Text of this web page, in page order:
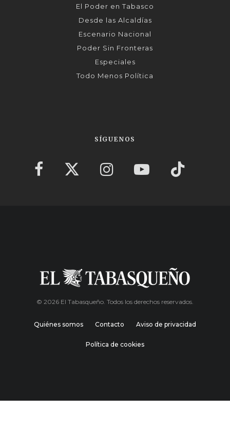
El Poder en Tabasco
Desde las Alcaldías
Escenario Nacional
Poder Sin Fronteras
Especiales
Todo Menos Política
SÍGUENOS
© 2026 El Tabasqueño. Todos los derechos reservados.
Quiénes somos Contacto Aviso de privacidad
Política de cookies